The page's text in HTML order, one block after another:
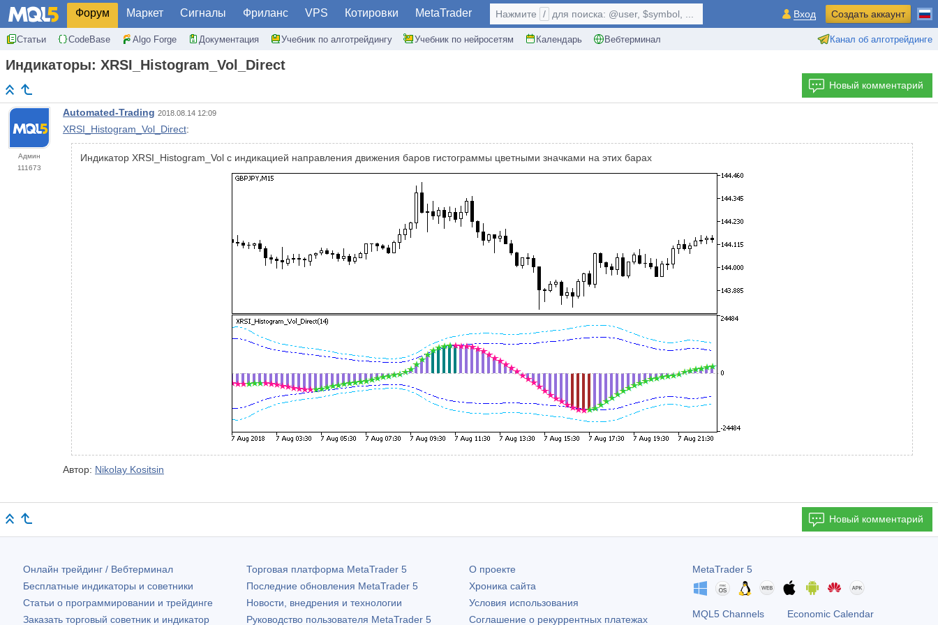
Форум Маркет Сигналы Фриланс VPS Котировки MetaTrader
Статьи CodeBase Algo Forge Документация Учебник по алготрейдингу Учебник по нейросетям Календарь Вебтерминал Канал об алготрейдинге
Нажмите / для поиска: @user, $symbol, ... Вход Создать аккаунт
Индикаторы: XRSI_Histogram_Vol_Direct
Новый комментарий
Админ
111673
Automated-Trading 2018.08.14 12:09
XRSI_Histogram_Vol_Direct:
Индикатор XRSI_Histogram_Vol с индикацией направления движения баров гистограммы цветными значками на этих барах
Автор: Nikolay Kositsin
Новый комментарий
Онлайн трейдинг / Вебтерминал
Бесплатные индикаторы и советники
Статьи о программировании и трейдинге
Заказать торговый советник и индикатор
Торговая платформа MetaTrader 5
Последние обновления MetaTrader 5
Новости, внедрения и технологии
Руководство пользователя MetaTrader 5
О проекте
Хроника сайта
Условия использования
Соглашение о рекуррентных платежах
MetaTrader 5
MQL5 Channels Economic Calendar